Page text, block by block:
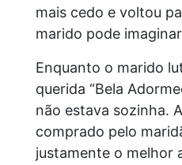
mais cedo e voltou
marido pode
Enquanto o marido
querida “Bela
não estava sozinha.
comprado pelo
justamente o melhor